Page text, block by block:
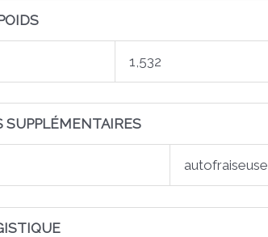
1,532
SUPPLÉMENTAIRES
autofraiseuse